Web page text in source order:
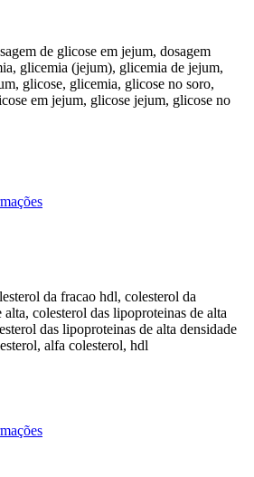
de glicose em jejum, dosagem
glicemia (jejum), glicemia de jejum,
glicose, glicemia, glicose no soro,
em jejum, glicose jejum, glicose no
da fracao hdl, colesterol da
colesterol das lipoproteinas de alta
das lipoproteinas de alta densidade
alfa colesterol, hdl